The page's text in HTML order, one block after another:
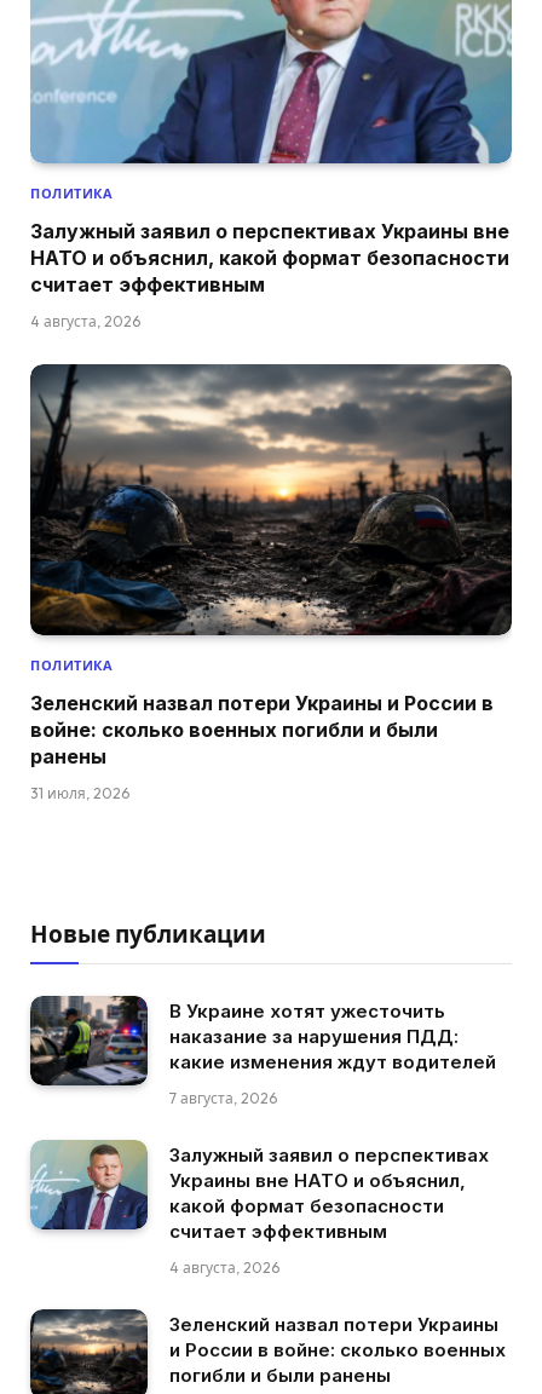
ПОЛИТИКА
Залужный заявил о перспективах Украины вне
НАТО и объяснил, какой формат безопасности
считает эффективным
4 августа, 2026
ПОЛИТИКА
Зеленский назвал потери Украины и России в
войне: сколько военных погибли и были
ранены
31 июля, 2026
Новые публикации
В Украине хотят ужесточить
наказание за нарушения ПДД:
какие изменения ждут водителей
7 августа, 2026
Залужный заявил о перспективах
Украины вне НАТО и объяснил,
какой формат безопасности
считает эффективным
4 августа, 2026
Зеленский назвал потери Украины
и России в войне: сколько военных
погибли и были ранены